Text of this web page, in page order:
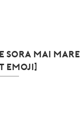
SORA MAI MARE
EMOJI]